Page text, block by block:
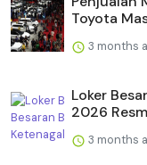
Toyota
3 months
Loker
2026
3 months